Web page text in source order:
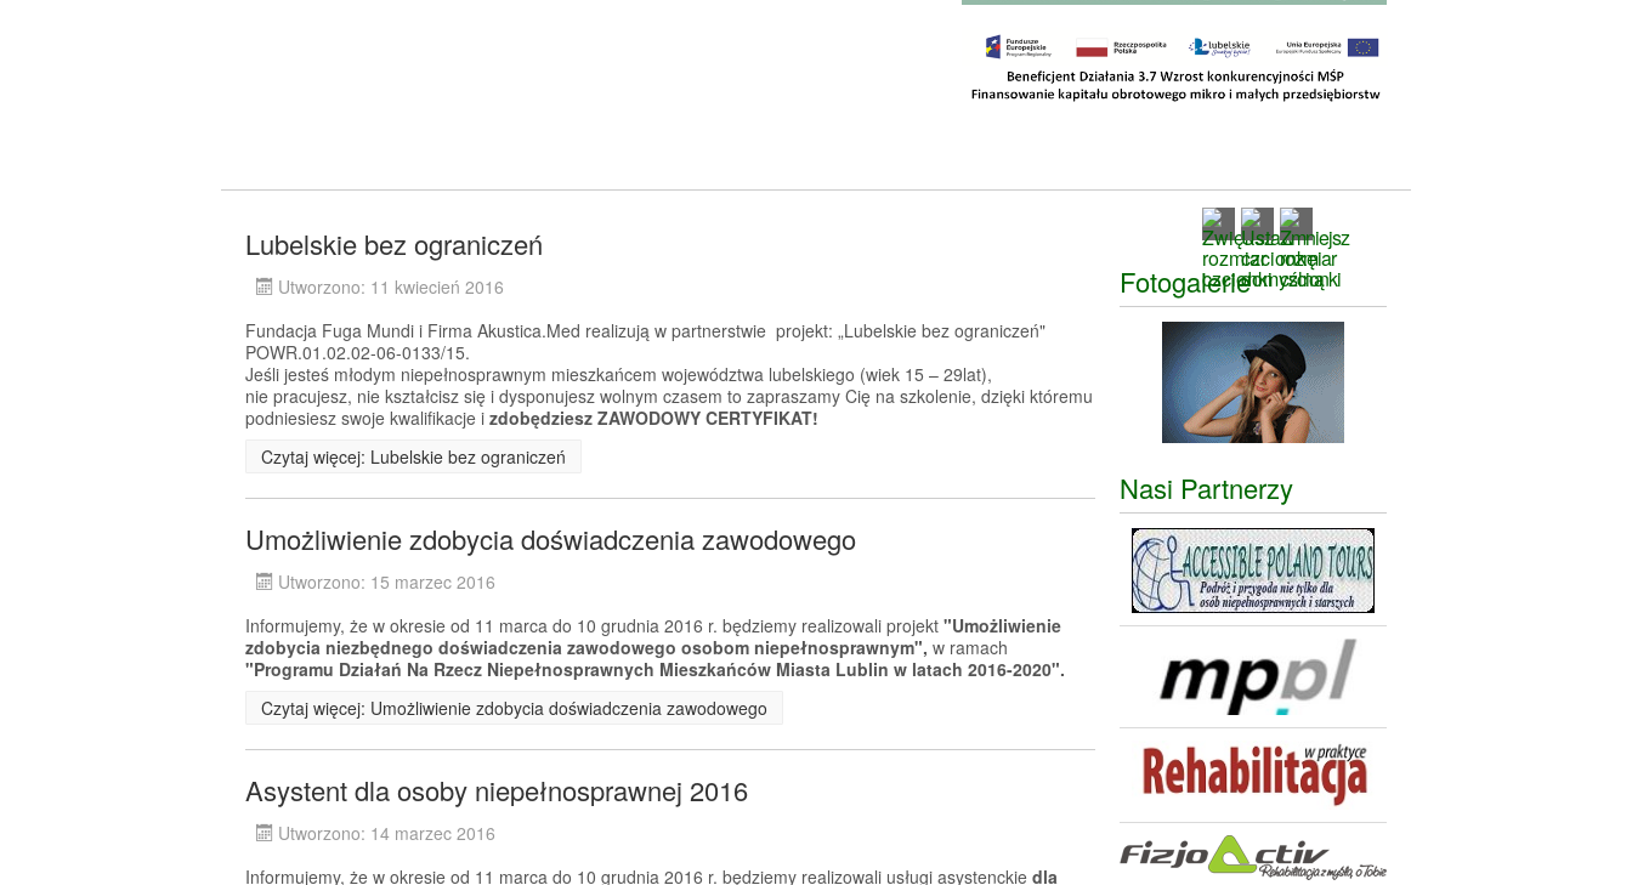
Lubelskie bez ograniczeń
Utworzono: 11 kwiecień 2016
Fundacja Fuga Mundi i Firma Akustica.Med realizują w partnerstwie projekt: „Lubelskie bez ograniczeń"
POWR.01.02.02-06-0133/15.
Jeśli jesteś młodym niepełnosprawnym mieszkańcem województwa lubelskiego (wiek 15 – 29lat),
nie pracujesz, nie kształcisz się i dysponujesz wolnym czasem to zapraszamy Cię na szkolenie, dzięki któremu
podniesiesz swoje kwalifikacje i zdobędziesz ZAWODOWY CERTYFIKAT!
Czytaj więcej: Lubelskie bez ograniczeń
Umożliwienie zdobycia doświadczenia zawodowego
Utworzono: 15 marzec 2016
Informujemy, że w okresie od 11 marca do 10 grudnia 2016 r. będziemy realizowali projekt "Umożliwienie
zdobycia niezbędnego doświadczenia zawodowego osobom niepełnosprawnym", w ramach
"Programu Działań Na Rzecz Niepełnosprawnych Mieszkańców Miasta Lublin w latach 2016-2020".
Czytaj więcej: Umożliwienie zdobycia doświadczenia zawodowego
Asystent dla osoby niepełnosprawnej 2016
Utworzono: 14 marzec 2016
Informujemy, że w okresie od 11 marca do 10 grudnia 2016 r. będziemy realizowali usługi asystenckie dla
Fotogalerie
Nasi Partnerzy